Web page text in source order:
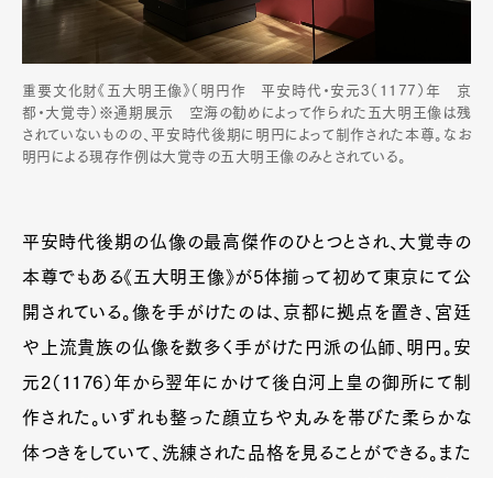
重要文化財《五大明王像》（明円作 平安時代・安元3（1177）年 京
都・大覚寺）※通期展示 空海の勧めによって作られた五大明王像は残
されていないものの、平安時代後期に明円によって制作された本尊。なお
明円による現存作例は大覚寺の五大明王像のみとされている。
平安時代後期の仏像の最高傑作のひとつとされ、大覚寺の
本尊でもある《五大明王像》が5体揃って初めて東京にて公
開されている。像を手がけたのは、京都に拠点を置き、宮廷
や上流貴族の仏像を数多く手がけた円派の仏師、明円。安
元2（1176）年から翌年にかけて後白河上皇の御所にて制
作された。いずれも整った顔立ちや丸みを帯びた柔らかな
体つきをしていて、洗練された品格を見ることができる。また